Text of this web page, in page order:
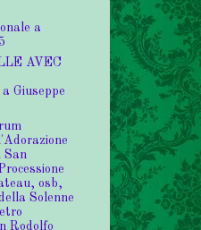
a
AVEC
Giuseppe
San
osb,
Solenne
Rodolfo